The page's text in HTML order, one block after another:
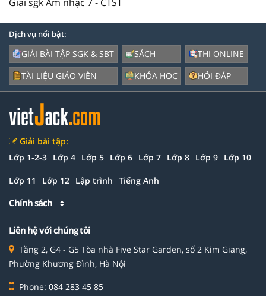
Dịch vụ nổi bật:
GIẢI BÀI TẬP SGK & SBT
TÀI LIỆU GIÁO VIÊN
SÁCH
KHÓA HỌC
THI ONLINE
HỎI ĐÁP
Giải bài tập:
Lớp 1-2-3 Lớp 4 Lớp 5 Lớp 6 Lớp 7 Lớp 8 Lớp 9 Lớp 10
Lớp 11 Lớp 12 Lập trình Tiếng Anh
Chính sách
Liên hệ với chúng tôi
Tầng 2, G4 - G5 Tòa nhà Five Star Garden, số 2 Kim Giang,
Phường Khương Đình, Hà Nội
Phone: 084 283 45 85